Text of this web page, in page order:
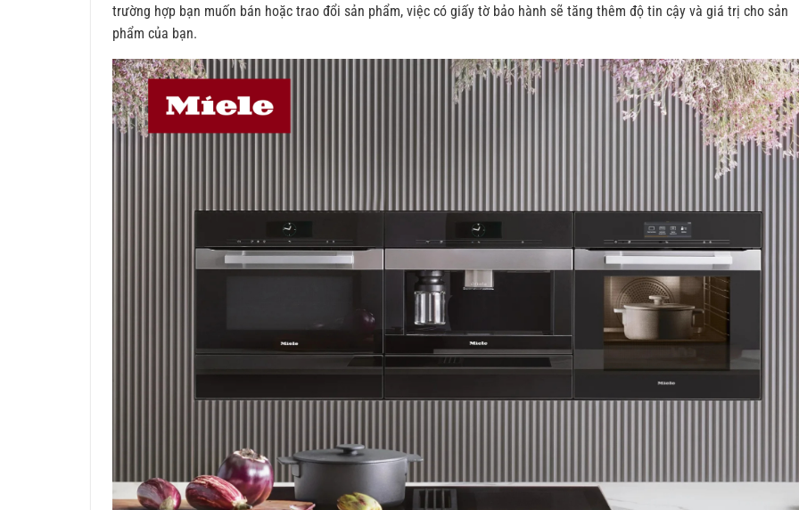
trường hợp bạn muốn bán hoặc trao đổi sản phẩm, việc có giấy tờ bảo hành sẽ tăng thêm độ tin cậy và giá trị cho sản
phẩm của bạn.